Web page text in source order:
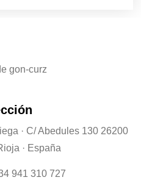
· C/ Abedules 130 26200
· España
941 310 727